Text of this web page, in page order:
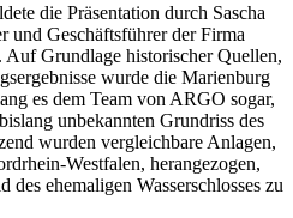
die Präsentation durch Sascha
und Geschäftsführer der Firma
Grundlage historischer Quellen,
wurde die Marienburg
es dem Team von ARGO sogar,
unbekannten Grundriss des
wurden vergleichbare Anlagen,
Westfalen, herangezogen,
ehemaligen Wasserschlosses zu